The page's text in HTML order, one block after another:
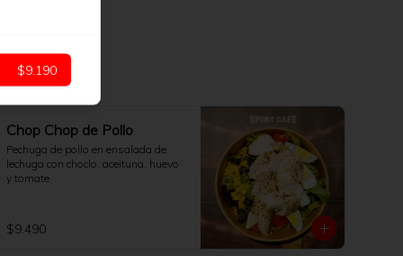
Chop Chop de Pollo
Pechuga de pollo en ensalada de
lechuga con choclo, aceituna, huevo
y tomate
$9.490
$9.190